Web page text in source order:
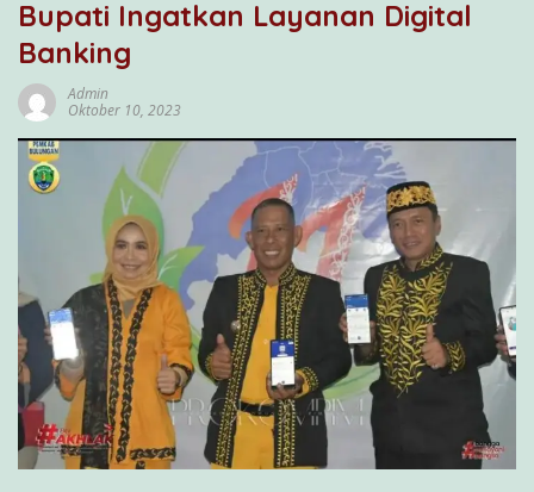
Bupati Ingatkan Layanan Digital
Banking
Admin
Oktober 10, 2023